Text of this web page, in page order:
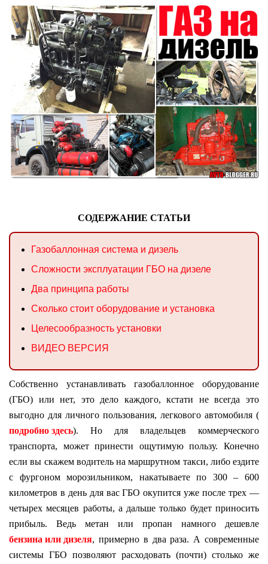
СОДЕРЖАНИЕ СТАТЬИ
Газобаллонная система и дизель
Сложности эксплуатации ГБО на дизеле
Два принципа работы
Сколько стоит оборудование и установка
Целесообразность установки
ВИДЕО ВЕРСИЯ
Собственно устанавливать газобаллонное оборудование
(ГБО) или нет, это дело каждого, кстати не всегда это
выгодно для личного пользования, легкового автомобиля (
подробно здесь). Но для владельцев коммерческого
транспорта, может принести ощутимую пользу. Конечно
если вы скажем водитель на маршрутном такси, либо ездите
с фургоном морозильником, накатываете по 300 – 600
километров в день для вас ГБО окупится уже после трех —
четырех месяцев работы, а дальше только будет приносить
прибыль. Ведь метан или пропан намного дешевле
бензина или дизеля, примерно в два раза. А современные
системы ГБО позволяют расходовать (почти) столько же